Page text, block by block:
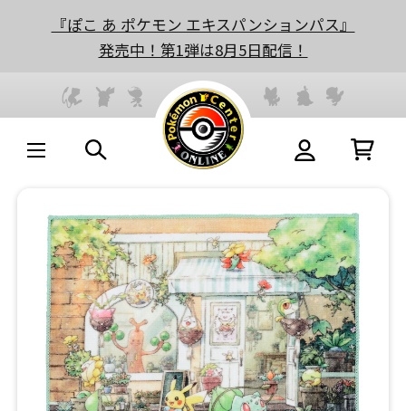
『ぽこ あ ポケモン エキスパンションパス』
発売中！第1弾は8月5日配信！